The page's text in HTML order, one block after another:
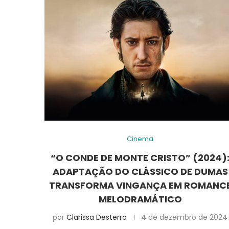
Cinema
“O CONDE DE MONTE CRISTO”
ADAPTAÇÃO DO CLÁSSICO DE DUMAS
TRANSFORMA VINGANÇA EM
MELODRAMÁTICO
porClarissa Desterro 4 de dezembro de 2024